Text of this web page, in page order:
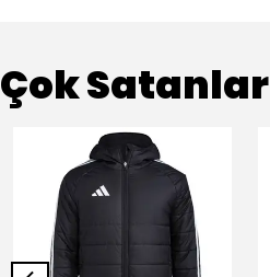
Çok Satanlar